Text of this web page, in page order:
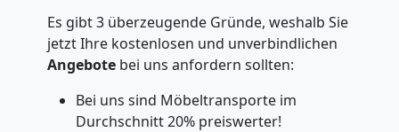
Es gibt 3 überzeugende Gründe, weshalb Sie
jetzt Ihre kostenlosen und unverbindlichen
Angebotebei uns anfordern sollten:
Bei uns sind Möbeltransporte im
Durchschnitt 20% preiswerter!